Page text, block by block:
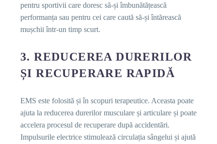
pentru sportivii care doresc să-și îmbunătățească
performanța sau pentru cei care caută să-și întărească
mușchii într-un timp scurt.
3. REDUCEREA DURERILOR
ȘI RECUPERARE RAPIDĂ
EMS este folosită și în scopuri terapeutice. Aceasta poate
ajuta la reducerea durerilor musculare și articulare și poate
accelera procesul de recuperare după accidentări.
Impulsurile electrice stimulează circulația sângelui și ajută